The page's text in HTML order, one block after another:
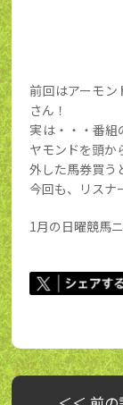
前回はアーモン
さん！
実は・・・番組
ヤモンドを頭か
外した馬券買う
今回も、リスナ
1月の日曜競馬